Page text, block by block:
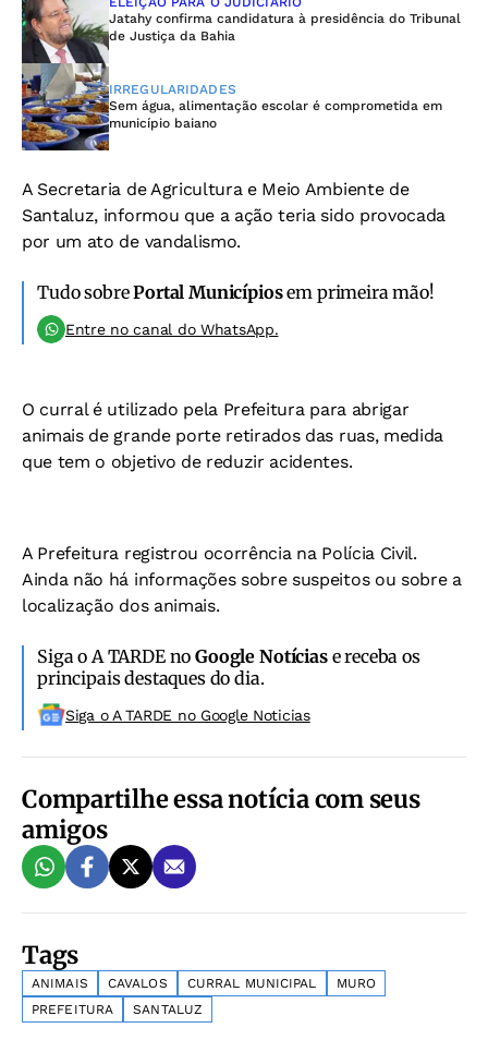
Jatahy confirma candidatura à presidência do Tribunal
de Justiça da Bahia
IRREGULARIDADES
Sem água, alimentação escolar é comprometida em
município baiano
A Secretaria de Agricultura e Meio Ambiente de
Santaluz, informou que a ação teria sido provocada
por um ato de vandalismo.
Tudo sobrePortal Municípiosem primeira mão!
Entre no canal do WhatsApp.
O curral é utilizado pela Prefeitura para abrigar
animais de grande porte retirados das ruas, medida
que tem o objetivo de reduzir acidentes.
A Prefeitura registrou ocorrência na Polícia Civil.
Ainda não há informações sobre suspeitos ou sobre a
localização dos animais.
Siga o A TARDE noGoogle Notíciase receba os
principais destaques do dia.
Siga o A TARDE no Google Noticias
Compartilhe essa notícia com seus
amigos
Tags
ANIMAIS CAVALOS CURRAL MUNICIPAL
MURO
PREFEITURA
SANTALUZ